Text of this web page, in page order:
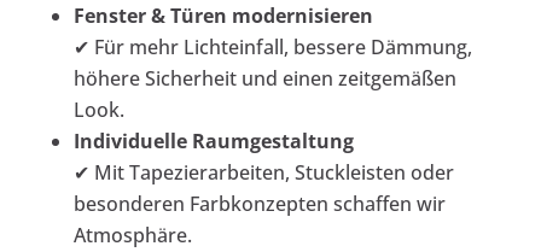
Fenster & Türen modernisieren
✔ Für mehr Lichteinfall, bessere Dämmung,
höhere Sicherheit und einen zeitgemäßen
Look.
Individuelle Raumgestaltung
✔ Mit Tapezierarbeiten, Stuckleisten oder
besonderen Farbkonzepten schaffen wir
Atmosphäre.